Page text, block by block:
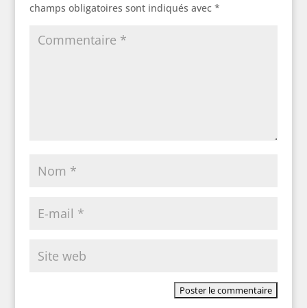
champs obligatoires sont indiqués avec *